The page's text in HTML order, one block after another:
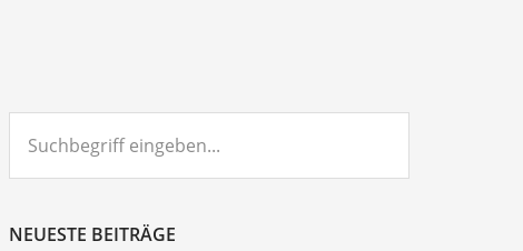
eingeben...
NEUESTE BEITRÄGE